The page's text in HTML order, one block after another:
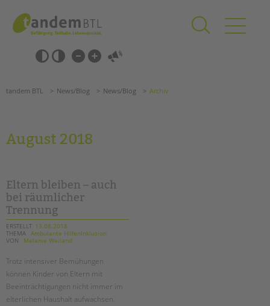
springen
Barrierefrei-
Einstellungen
überspringen
überspringen
Grundschulen
Förderzentren
Kollegs
EFöB
Schulbezogene Sozialarbeit
Tagesgruppen
HILFEN ZUR ERZIEHUNG
EINGLIEDERUNGSHILFE
Suchen
tandem BTL News/Blog News/Blog Archiv
August 2018
Eltern bleiben – auch
bei räumlicher
Trennung
ERSTELLT 13.08.2018
THEMA Ambulante HilfenInklusion
VON
Melanie Weiland
Trotz intensiver Bemühungen
können Kinder von Eltern mit
Beeinträchtigungen nicht immer im
elterlichen Haushalt aufwachsen.